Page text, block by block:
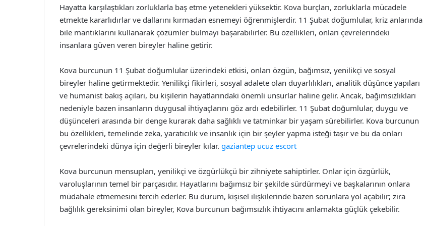
Hayatta karşılaştıkları zorluklarla baş etme yetenekleri yüksektir. Kova burçları, zorluklarla mücadele
etmekte kararlıdırlar ve dallarını kırmadan esnemeyi öğrenmişlerdir. 11 Şubat doğumlular, kriz anlarında
bile mantıklarını kullanarak çözümler bulmayı başarabilirler. Bu özellikleri, onları çevrelerindeki
insanlara güven veren bireyler haline getirir.
Kova burcunun 11 Şubat doğumlular üzerindeki etkisi, onları özgün, bağımsız, yenilikçi ve sosyal
bireyler haline getirmektedir. Yenilikçi fikirleri, sosyal adalete olan duyarlılıkları, analitik düşünce yapıları
ve humanist bakış açıları, bu kişilerin hayatlarındaki önemli unsurlar haline gelir. Ancak, bağımsızlıkları
nedeniyle bazen insanların duygusal ihtiyaçlarını göz ardı edebilirler. 11 Şubat doğumlular, duygu ve
düşünceleri arasında bir denge kurarak daha sağlıklı ve tatminkar bir yaşam sürebilirler. Kova burcunun
bu özellikleri, temelinde zeka, yaratıcılık ve insanlık için bir şeyler yapma isteği taşır ve bu da onları
çevrelerindeki dünya için değerli bireyler kılar. gaziantep ucuz escort
Kova burcunun mensupları, yenilikçi ve özgürlükçü bir zihniyete sahiptirler. Onlar için özgürlük,
varoluşlarının temel bir parçasıdır. Hayatlarını bağımsız bir şekilde sürdürmeyi ve başkalarının onlara
müdahale etmemesini tercih ederler. Bu durum, kişisel ilişkilerinde bazen sorunlara yol açabilir; zira
bağlılık gereksinimi olan bireyler, Kova burcunun bağımsızlık ihtiyacını anlamakta güçlük çekebilir.